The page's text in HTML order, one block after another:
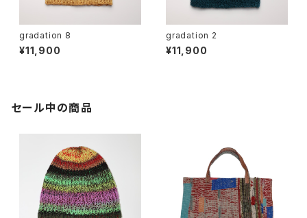
gradation 8
¥11,900
gradation 2
¥11,900
セール中の商品